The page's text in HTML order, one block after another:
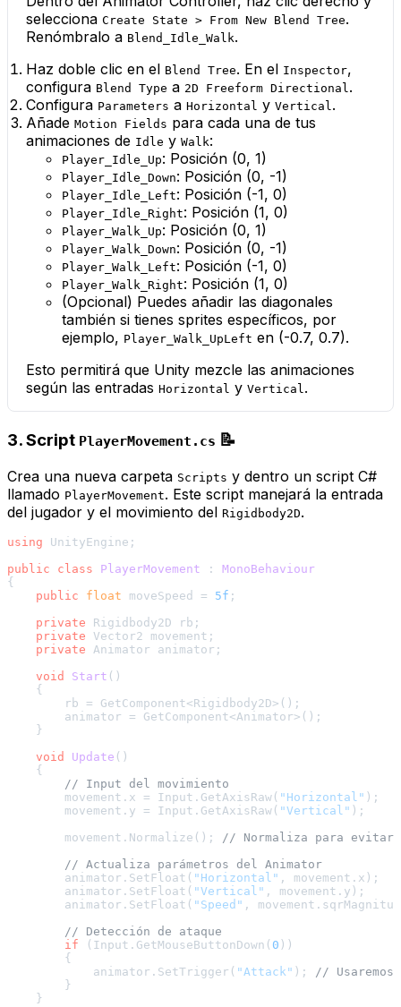
selecciona Create State > From New Blend Tree.
Renómbralo a Blend_Idle_Walk.
Haz doble clic en el Blend Tree. En el Inspector,
configura Blend Type a 2D Freeform Directional.
Configura Parameters a Horizontal y Vertical.
Añade Motion Fields para cada una de tus
animaciones de Idle y Walk:
Player_Idle_Up: Posición (0, 1)
Player_Idle_Down: Posición (0, -1)
Player_Idle_Left: Posición (-1, 0)
Player_Idle_Right: Posición (1, 0)
Player_Walk_Up: Posición (0, 1)
Player_Walk_Down: Posición (0, -1)
Player_Walk_Left: Posición (-1, 0)
Player_Walk_Right: Posición (1, 0)
(Opcional) Puedes añadir las diagonales
también si tienes sprites específicos, por
ejemplo, Player_Walk_UpLeft en (-0.7, 0.7).
Esto permitirá que Unity mezcle las animaciones
según las entradas Horizontal y Vertical.
3. Script PlayerMovement.cs 📝
Crea una nueva carpeta Scripts y dentro un script C#
llamado PlayerMovement. Este script manejará la entrada
del jugador y el movimiento del Rigidbody2D.
using UnityEngine;
public
class PlayerMovement : MonoBehaviour
{
public
float moveSpeed = 5f ;
private Rigidbody2D rb;
private Vector2 movement;
private Animator animator;
void
Start ()
    {
        rb = GetComponent<Rigidbody2D>();
        animator = GetComponent<Animator>();
    }
void
Update ()
    {
// Input del movimiento
        movement.x = Input.GetAxisRaw(
"Horizontal" );
        movement.y = Input.GetAxisRaw(
"Vertical" );
        movement.Normalize();
// Normaliza para evitar
// Actualiza parámetros del Animator
        animator.SetFloat(
"Horizontal" , movement.x);
        animator.SetFloat(
"Vertical" , movement.y);
        animator.SetFloat(
"Speed" ,
// Detección de ataque
if (Input.GetMouseButtonDown( 0 ))
        {
            animator.SetTrigger(
"Attack" ); //
        }
    }